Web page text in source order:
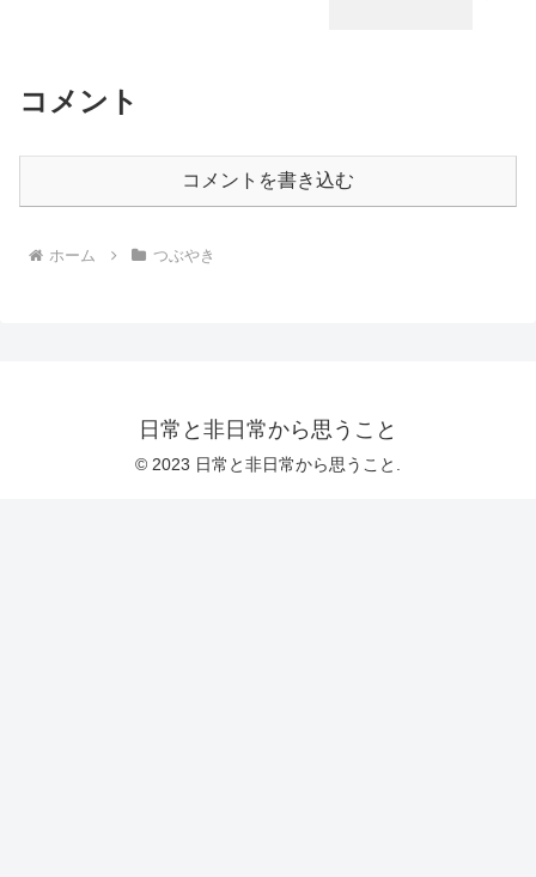
コメント
コメントを書き込む
ホーム つぶやき
日常と非日常から思うこと
© 2023 日常と非日常から思うこと.